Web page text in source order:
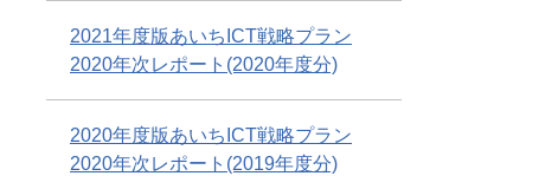
2021年度版あいちICT戦略プラン
2020年次レポート(2020年度分)
2020年度版あいちICT戦略プラン
2020年次レポート(2019年度分)